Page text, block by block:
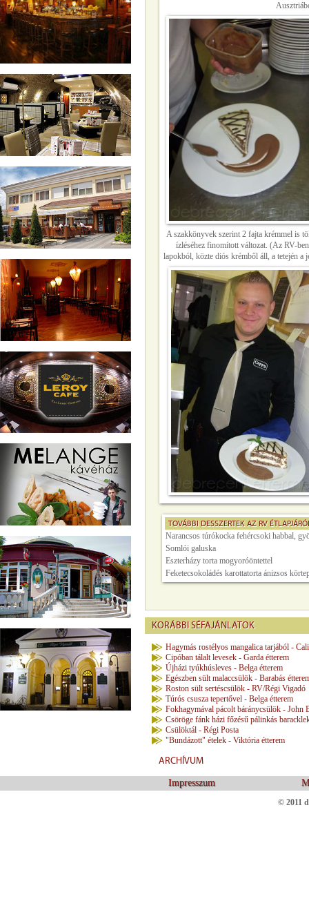
A szakkönyvek szerint 2 fajta krémmel is
ízléséhez finomított változat. (Az RV-
lapokból, közte diós krémből áll, a tetején a
TOVÁBBI DESSZERTEK AZ RV
Narancsos túrókocka fehércsoki habbal,
Somlói galuska
Eszterházy torta mogyoróöntettel
Feketecsokoládés karottatorta ánizsos
KORÁBBI SÉFAJÁNLATOK
Hagymás rostélyos mangalica tarjából -
Cipóban tálalt levesek - Garda étterem
Újházi tyúkhúsleves - Belga étterem
Egészben sült malaccsülök - Barabás
Roston sült sertéscsülök - RV/Régi Vigadó
Túrós csusza tepertővel - Belga étterem
Fokhagymával pácolt báránycsülök - John
Csöröge fánk házi főzésű pálinkás
Csülöktál - Régi Posta
"Bundázott" ételek - Viktória étterem
ARCHÍVUM
Impresszum
© 2011